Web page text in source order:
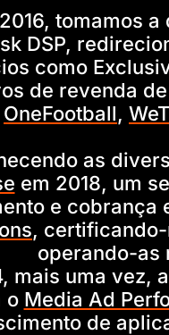
tomamos
DSP,
como
de revenda
OneFootball,
as
em 2018, um
e cobrança
,
operando-as
mais uma vez,
o Media Ad
de